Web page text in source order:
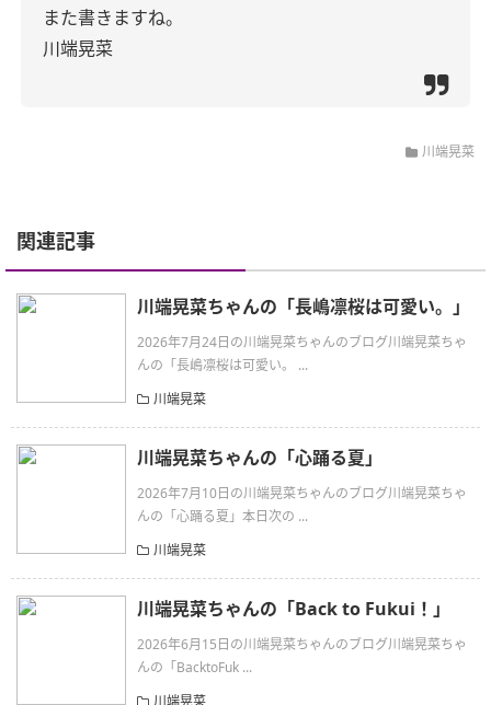
また書きますね。
川端晃菜
川端晃菜
関連記事
川端晃菜ちゃんの「長嶋凛桜は可愛い。」
2026年7月24日の川端晃菜ちゃんのブログ川端晃菜ちゃ
んの「長嶋凛桜は可愛い。 ...
川端晃菜
川端晃菜ちゃんの「心踊る夏」
2026年7月10日の川端晃菜ちゃんのブログ川端晃菜ちゃ
んの「心踊る夏」本日次の ...
川端晃菜
川端晃菜ちゃんの「Back to Fukui！」
2026年6月15日の川端晃菜ちゃんのブログ川端晃菜ちゃ
んの「BacktoFuk ...
川端晃菜